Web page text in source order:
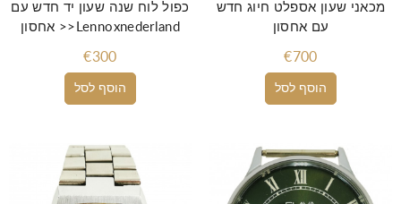
הוסף לסל
כפול לוח שנה שעון יד חדש עם
אחסון >>Lennoxnederland
€300
הוסף לסל
מכאני שעון אספלט חיוג חדש
עם אחסון
€700